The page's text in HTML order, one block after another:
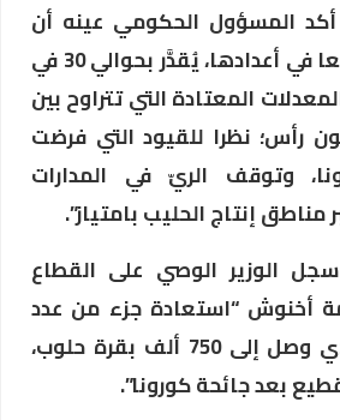
أكد المسؤول الحكومي عينه أن
“الإحصاء” بيّن تراجعا في أعدادها، يُقدَّر بحوالي 30 في
المعتادة التي تتراوح بين
و3.2 مليون رأس؛ نظرا للقيود التي فرضت
وتوقف الريّ في المدارات
مناطق إنتاج الحليب بامتياز”.
الوزير الوصي على القطاع
أخنوش “استعادة جزء من عدد
الأبقار الحلوب، الذي وصل إلى 750 ألف بقرة حلوب،
بعد جائحة كورونا”.